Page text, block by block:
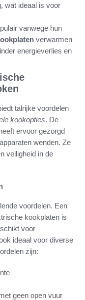
wat ideaal is voor
vanwege hun
verwarmen
energieverlies en
talrijke voordelen
kookopties. De
ervoor gezorgd
wenden. Ze
veiligheid in de
voordelen. Een
kookplaten is
voor
ideaal voor diverse
zijn:
geen open vuur